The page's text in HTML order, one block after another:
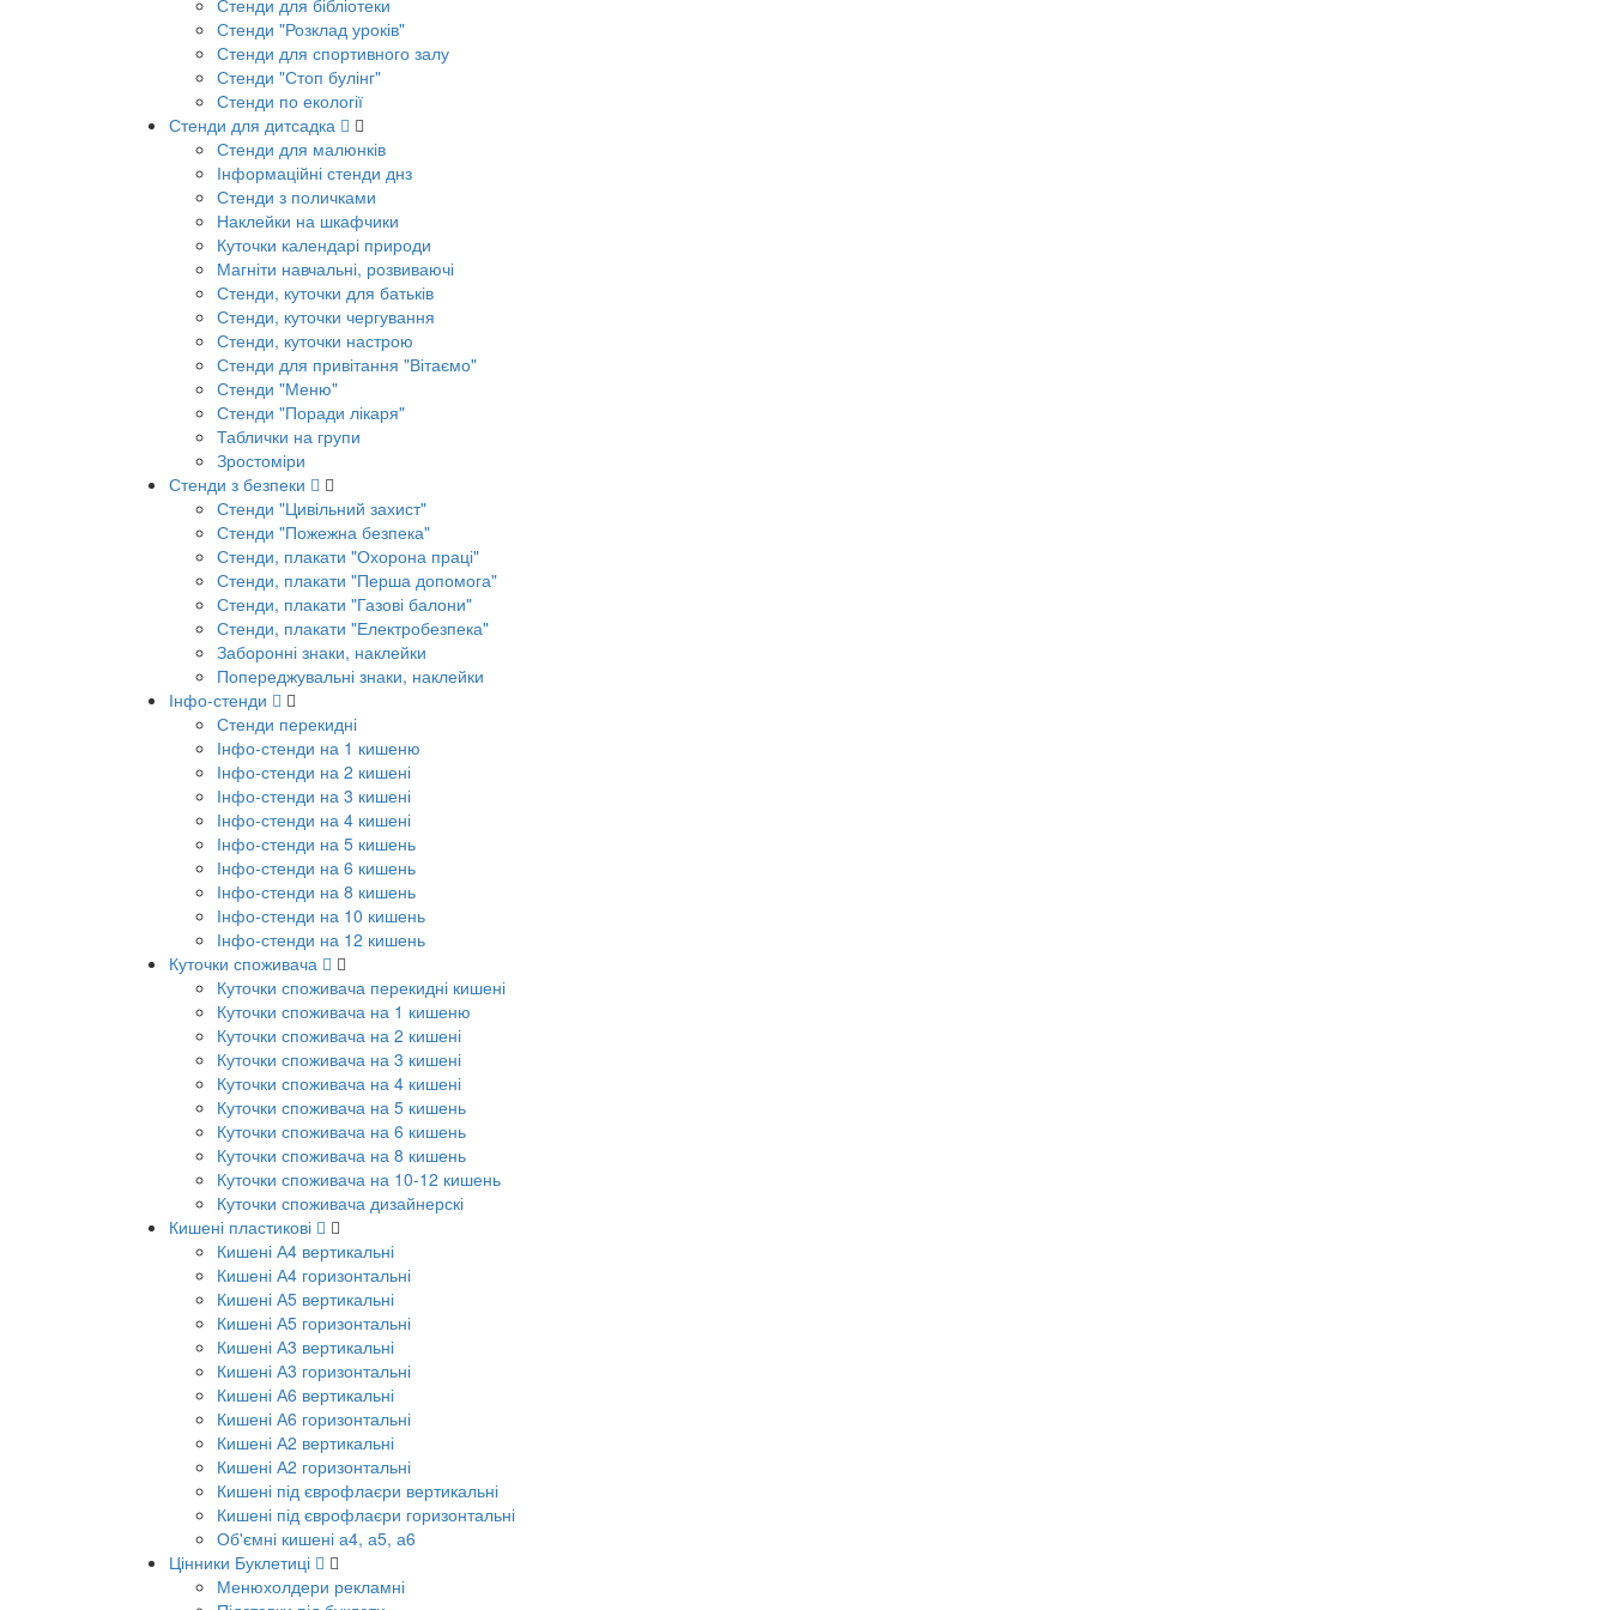
Стенди для бібліотеки
Стенди "Розклад уроків"
Стенди для спортивного залу
Стенди "Стоп булінг"
Стенди по екології
Стенди для дитсадка
Стенди для малюнків
Інформаційні стенди днз
Стенди з поличками
Наклейки на шкафчики
Куточки календарі природи
Магніти навчальні, розвиваючі
Стенди, куточки для батьків
Стенди, куточки чергування
Стенди, куточки настрою
Стенди для привітання "Вітаємо"
Стенди "Меню"
Стенди "Поради лікаря"
Таблички на групи
Зростоміри
Стенди з безпеки
Стенди "Цивільний захист"
Стенди "Пожежна безпека"
Стенди, плакати "Охорона праці"
Стенди, плакати "Перша допомога"
Стенди, плакати "Газові балони"
Стенди, плакати "Електробезпека"
Заборонні знаки, наклейки
Попереджувальні знаки, наклейки
Інфо-стенди
Стенди перекидні
Інфо-стенди на 1 кишеню
Інфо-стенди на 2 кишені
Інфо-стенди на 3 кишені
Інфо-стенди на 4 кишені
Інфо-стенди на 5 кишень
Інфо-стенди на 6 кишень
Інфо-стенди на 8 кишень
Інфо-стенди на 10 кишень
Інфо-стенди на 12 кишень
Куточки споживача
Куточки споживача перекидні кишені
Куточки споживача на 1 кишеню
Куточки споживача на 2 кишені
Куточки споживача на 3 кишені
Куточки споживача на 4 кишені
Куточки споживача на 5 кишень
Куточки споживача на 6 кишень
Куточки споживача на 8 кишень
Куточки споживача на 10-12 кишень
Куточки споживача дизайнерскі
Кишені пластикові
Кишені А4 вертикальні
Кишені А4 горизонтальні
Кишені А5 вертикальні
Кишені А5 горизонтальні
Кишені А3 вертикальні
Кишені А3 горизонтальні
Кишені А6 вертикальні
Кишені А6 горизонтальні
Кишені А2 вертикальні
Кишені А2 горизонтальні
Кишені під єврофлаєри вертикальні
Кишені під єврофлаєри горизонтальні
Об'ємні кишені а4, а5, а6
Цінники Буклетиці
Менюхолдери рекламні